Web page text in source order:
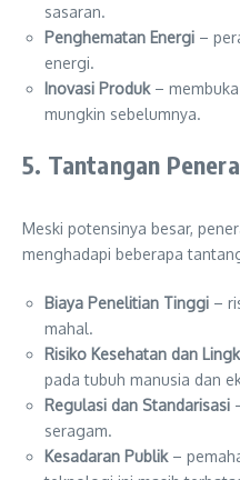
sasaran.
Penghematan Energi –
energi.
Inovasi Produk–
mungkin sebelumnya.
5. Tantangan
Meski potensinya besar,
menghadapi beberapa
Biaya Penelitian Tinggi –
mahal.
Risiko Kesehatan dan
pada tubuh manusia dan
Regulasi dan Standarisasi
seragam.
Kesadaran Publik–